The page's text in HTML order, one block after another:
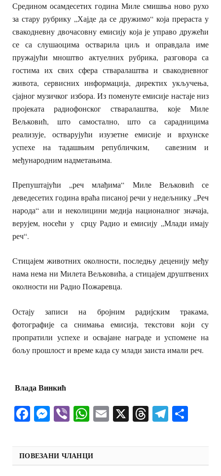
Средином осамдесетих година Миле смишња ново рухо
за стару рубрику „Хајде да се дружимо“ која прераста у
свакодневну двочасовну емисију која је управо дружећи
се са слушаоцима остварила циљ и оправдала име
пружајући мноштво актуелних рубрика, разговора са
гостима их свих сфера стваралаштва и свакодневног
живота, сервисних информација, директих укључења,
сјајног музичког избора. Из поменуте емисије настаје низ
пројеката радиофонског стваралаштва, које Миле
Вељковић, што самостално, што са сарадницима
реализује, остварујући изузетне емисије и врхунске
успехе на тадашњим републичким, савезним и
међународним надметањима.
Препуштајући „реч млађима“ Миле Вељковић се
деведесетих година враћа писаној речи у недељнику „Реч
народа“ али и неколицини медија националног значаја,
верујем, носећи у срцу Радио и емисију „Млади имају
реч“.
Стицајем животних околности, последњу деценију међу
нама нема ни Милета Вељковића, а стицајем друштвених
околности ни Радио Пожаревца.
Остају записи на бројним радијским тракама,
фотографије са снимања емисија, текстови који су
пропратили успехе и освајане награде и успомене на
бољу прошлост и време када су млади заиста имали реч.
Влада Винкић
Facebook
Messenger
ViberWhatsApp
Email
X Threads
ПОВЕЗАНИ ЧЛАНЦИ